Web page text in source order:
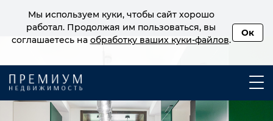
Мы используем куки, чтобы сайт хорошо
работал. Продолжая им пользоваться, вы
соглашаетесь на обработку ваших куки‑файлов.
Ок